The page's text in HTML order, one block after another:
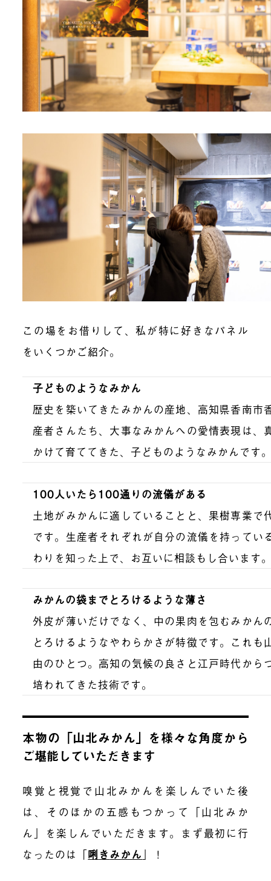
この場をお借りして、私が特に好きなパネル
をいくつかご紹介。
子どものようなみかん
歴史を築いてきたみかんの産地、高知県香南市
産者さんたち、大事なみかんへの愛情表現は、
かけて育ててきた、子どものようなみかんです
100人いたら100通りの流儀がある
土地がみかんに適していることと、果樹専業で
です。生産者それぞれが自分の流儀を持ってい
わりを知った上で、お互いに相談もし合います
みかんの袋までとろけるような薄さ
外皮が薄いだけでなく、中の果肉を包むみかん
とろけるようなやわらかさが特徴です。これも
由のひとつ。高知の気候の良さと江戸時代から
培われてきた技術です。
本物の「山北みかん」を様々な角度から
ご堪能していただきます
嗅覚と視覚で山北みかんを楽しんでいた後
は、そのほかの五感もつかって「山北みか
ん」を楽しんでいただきます。まず最初に行
なったのは「唎き みかん 」！